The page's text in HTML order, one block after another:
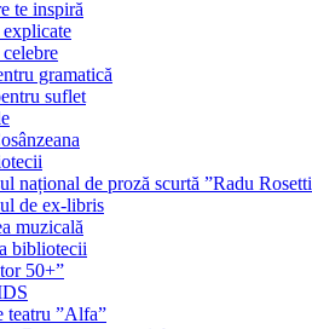
te inspiră
gramatică
suflet
național de proză scurtă ”Radu
de ex-libris
muzicală
bibliotecii
50+”
teatru ”Alfa”